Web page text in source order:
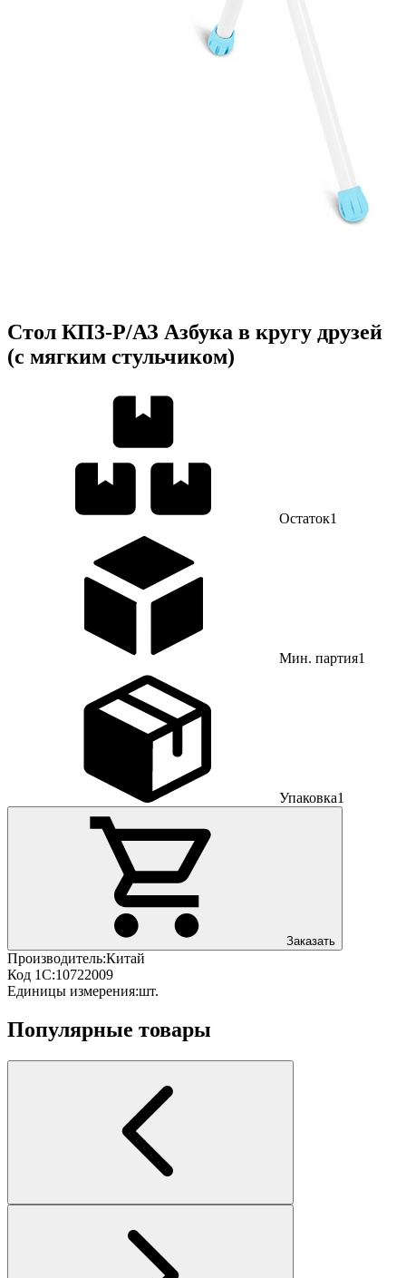
Стол КП3-Р/АЗ Азбука в кругу друзей
(с мягким стульчиком)
Остаток1
Мин. партия1
Упаковка1
Заказать
Производитель:Китай
Код 1С:10722009
Единицы измерения:шт.
Популярные товары